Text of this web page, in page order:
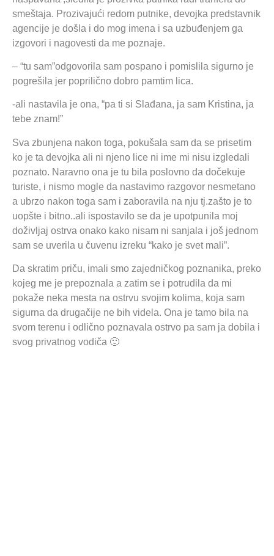
smeštaja. Prozivajući redom putnike, devojka predstavnik
agencije je došla i do mog imena i sa uzbuđenjem ga
izgovori i nagovesti da me poznaje.
– “tu sam”odgovorila sam pospano i pomislila sigurno je
pogrešila jer poprilično dobro pamtim lica.
-ali nastavila je ona, “pa ti si Slađana, ja sam Kristina, ja
tebe znam!”
Sva zbunjena nakon toga, pokušala sam da se prisetim
ko je ta devojka ali ni njeno lice ni ime mi nisu izgledali
poznato. Naravno ona je tu bila poslovno da dočekuje
turiste, i nismo mogle da nastavimo razgovor nesmetano
a ubrzo nakon toga sam i zaboravila na nju tj.zašto je to
uopšte i bitno..ali ispostavilo se da je upotpunila moj
doživljaj ostrva onako kako nisam ni sanjala i još jednom
sam se uverila u čuvenu izreku “kako je svet mali”.
Da skratim priču, imali smo zajedničkog poznanika, preko
kojeg me je prepoznala a zatim se i potrudila da mi
pokaže neka mesta na ostrvu svojim kolima, koja sam
sigurna da drugačije ne bih videla. Ona je tamo bila na
svom terenu i odlično poznavala ostrvo pa sam ja dobila i
svog privatnog vodiča 🙂